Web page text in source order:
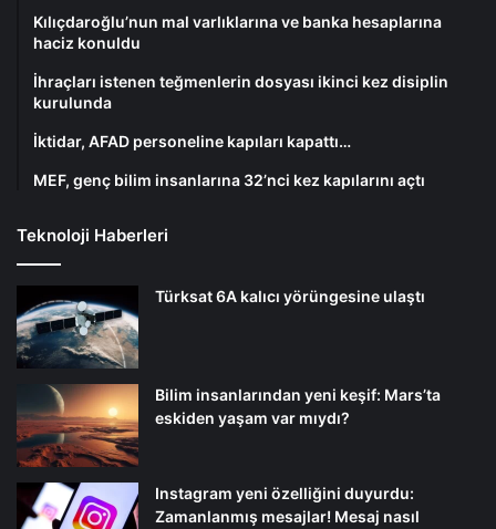
Kılıçdaroğlu’nun mal varlıklarına ve banka hesaplarına
haciz konuldu
İhraçları istenen teğmenlerin dosyası ikinci kez disiplin
kurulunda
İktidar, AFAD personeline kapıları kapattı…
MEF, genç bilim insanlarına 32’nci kez kapılarını açtı
Teknoloji Haberleri
Türksat 6A kalıcı yörüngesine ulaştı
Bilim insanlarından yeni keşif: Mars’ta
eskiden yaşam var mıydı?
Instagram yeni özelliğini duyurdu:
Zamanlanmış mesajlar! Mesaj nasıl